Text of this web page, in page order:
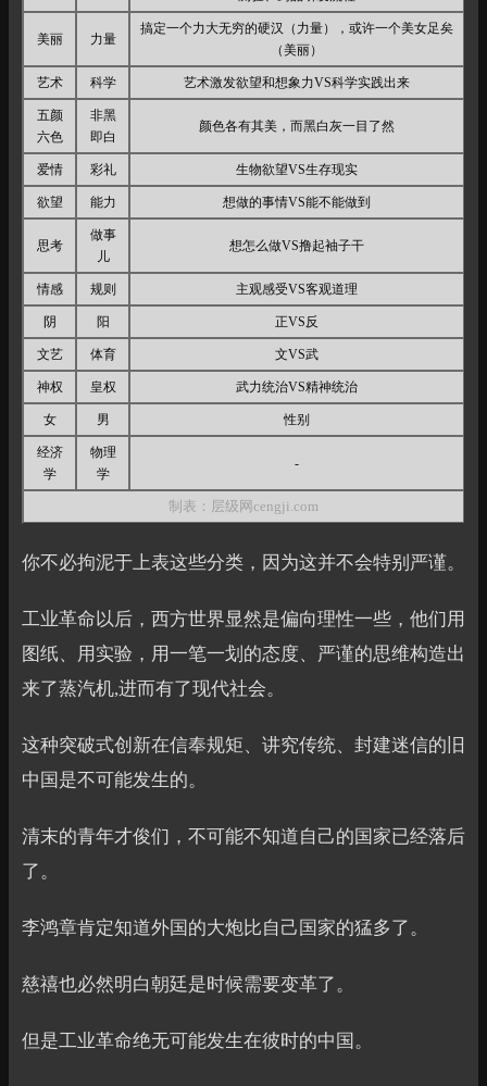
美丽 力量
搞定一个力大无穷的硬汉（力量），或许一个美女足矣
（美丽）
艺术 科学 艺术激发欲望和想象力VS科学实践出来
五颜
六色
非黑
即白
颜色各有其美，而黑白灰一目了然
爱情 彩礼 生物欲望VS生存现实
欲望 能力 想做的事情VS能不能做到
思考
做事
儿
想怎么做VS撸起袖子干
情感 规则 主观感受VS客观道理
阴 阳 正VS反
文艺 体育 文VS武
神权 皇权 武力统治VS精神统治
女 男 性别
经济
学
物理
学
-
制表：层级网cengji.com
你不必拘泥于上表这些分类，因为这并不会特别严谨。
工业革命以后，西方世界显然是偏向理性一些，他们用
图纸、用实验，用一笔一划的态度、严谨的思维构造出
来了蒸汽机,进而有了现代社会。
这种突破式创新在信奉规矩、讲究传统、封建迷信的旧
中国是不可能发生的。
清末的青年才俊们，不可能不知道自己的国家已经落后
了。
李鸿章肯定知道外国的大炮比自己国家的猛多了。
慈禧也必然明白朝廷是时候需要变革了。
但是工业革命绝无可能发生在彼时的中国。